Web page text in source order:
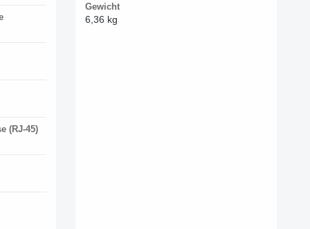
(RJ-45)
Gewicht
6,36 kg